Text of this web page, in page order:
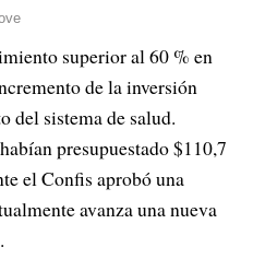
superior al 60 % en
de la inversión
del sistema de salud.
presupuestado $110,7
el Confis aprobó una
avanza una nueva